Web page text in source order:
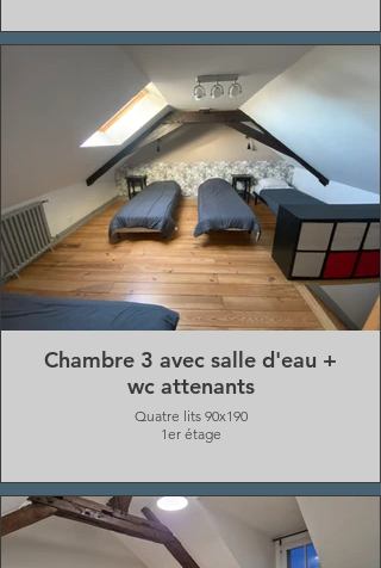
Chambre 3 avec salle d'eau +
wc attenants
Quatre lits 90x190
1er étage